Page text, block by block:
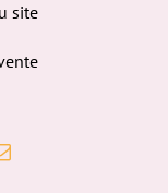
site